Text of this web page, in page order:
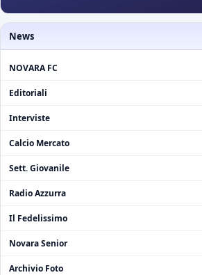
News
NOVARA FC
Editoriali
Interviste
Calcio Mercato
Sett. Giovanile
Radio Azzurra
Il Fedelissimo
Novara Senior
Archivio Foto